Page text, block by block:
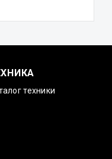
техники